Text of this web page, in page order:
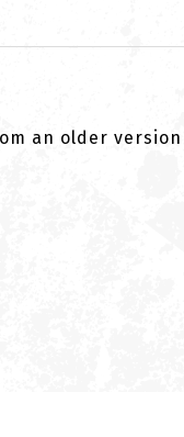
an older